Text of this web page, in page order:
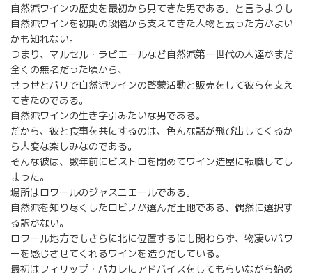
自然派ワインの歴史を最初から見てきた男である。と言うよりも
自然派ワインを初期の段階から支えてきた人物と云った方がよい
かも知れない。
つまり、マルセル・ラピエールなど自然派第一世代の人達がまだ
全くの無名だった頃から、
せっせとパリで自然派ワインの啓蒙活動と販売をして彼らを支え
てきたのである。
自然派ワインの生き字引みたいな男である。
だから、彼と食事を共にするのは、色んな話が飛び出してくるか
ら大変な楽しみなのである。
そんな彼は、数年前にビストロを閉めてワイン造屋に転職してし
まった。
場所はロワールのジャスニエールである。
自然派を知り尽くしたロビノが選んだ土地である、偶然に選択す
る訳がない。
ロワール地方でもさらに北に位置するにも関わらず、物凄いパワ
ーを感じさせてくれるワインを造りだしている。
最初はフィリップ・パカレにアドバイスをしてもらいながら始め